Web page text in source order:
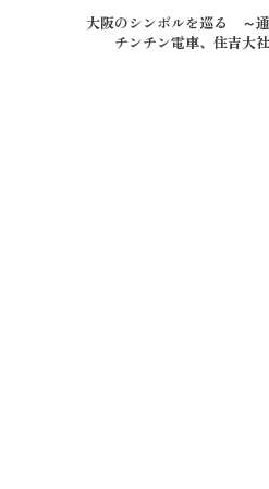
大阪のシンボルを巡る ～通
チンチン電車、住吉大